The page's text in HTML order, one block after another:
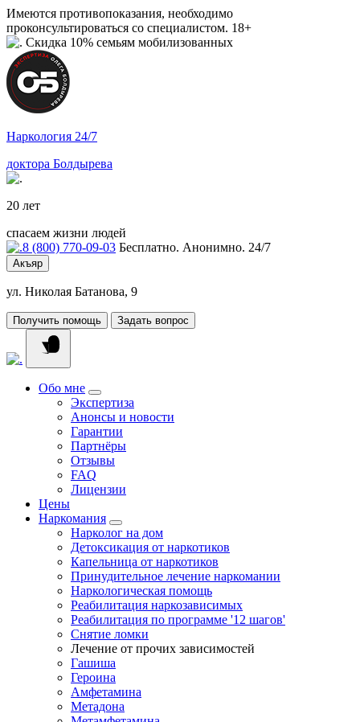
Имеются противопоказания, необходимо
проконсультироваться со специалистом. 18+
Скидка 10% семьям мобилизованных
Наркология 24/7
доктора Болдырева
20 лет
спасаем жизни людей
8 (800) 770-09-03 Бесплатно. Анонимно. 24/7
Акъяр
ул. Николая Батанова, 9
Получить помощь Задать вопрос
Обо мне
Экспертиза
Анонсы и новости
Гарантии
Партнёры
Отзывы
FAQ
Лицензии
Цены
Наркомания
Нарколог на дом
Детоксикация от наркотиков
Капельница от наркотиков
Принудительное лечение наркомании
Наркологическая помощь
Реабилитация наркозависимых
Реабилитация по программе '12 шагов'
Снятие ломки
Лечение от прочих зависимостей
Гашиша
Героина
Амфетамина
Метадона